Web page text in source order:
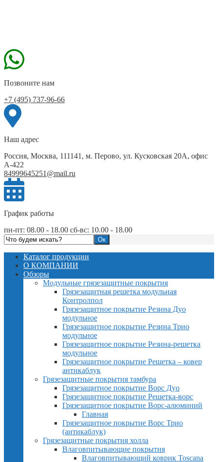
Позвоните нам
+7 (495) 737-96-66
Наш адрес
Россия, Москва, 111141, м. Перово, ул. Кусковская 20А, офис
А-422
84999645251@mail.ru
График работы
пн-пт: 08.00 - 18.00 сб-вс: 10.00 - 18.00
Каталог продукции
О КОМПАНИИ
Обзоры
Модульные грязезащитные покрытия
Грязезащитная решетка модульная
Контролпол
Грязезащитное покрытие Резина Дуо
модульное
Грязезащитное покрытие Резина Трио
модульное
Грязезащитное покрытие Резина-решетка
модульное
Грязезащитное покрытие Решетка – ковер
антикаблук
Грязезащитные покрытия тамбура
Грязезащитное покрытие Ворс Дуо
Грязезащитное покрытие Решетка-ворс
Грязезащитное покрытие Ворс-алюминий
Главная
Грязезащитное покрытие Ворс Трио
(антикаблук)
Грязезащитные покрытия холла
Влаговпитывающие покрытия
Влаговпитывающий коврик Toscana